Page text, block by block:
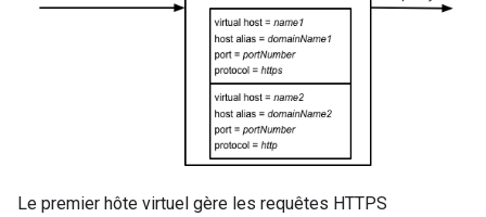
Le premier hôte virtuel gère les requêtes HTTPS